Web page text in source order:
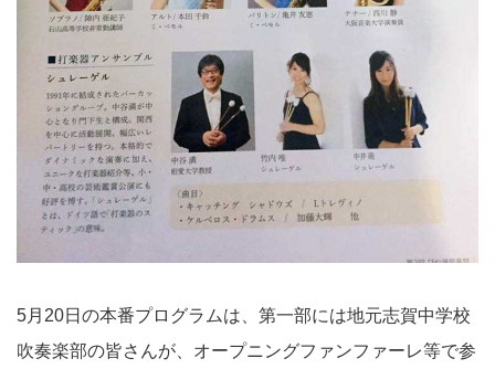
5月20日の本番プログラムは、第一部には地元志賀中学校
吹奏楽部の皆さんが、オープニングファンファーレ等で参